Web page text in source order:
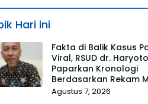
Hari ini
Fakta di Balik Kasus
Viral, RSUD dr. Haryoto
Paparkan Kronologi
Berdasarkan Rekam
Agustus 7, 2026